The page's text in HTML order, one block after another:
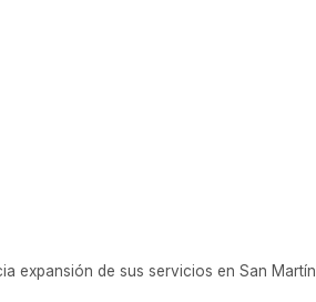
expansión de sus servicios en San Martín